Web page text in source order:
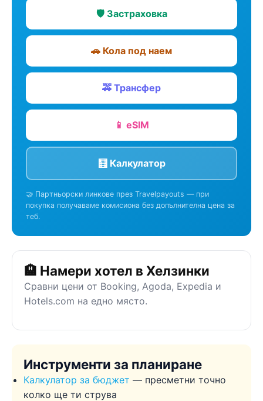
🛡️ Застраховка
🚗 Кола под наем
🚕 Трансфер
📱 eSIM
🧮 Калкулатор
🤝 Партньорски линкове през Travelpayouts — при
покупка получаваме комисиона без допълнителна цена за
теб.
🏨 Намери хотел в Хелзинки
Сравни цени от Booking, Agoda, Expedia и
Hotels.com на едно място.
Инструменти за планиране
Калкулатор за бюджет — пресметни точно
колко ще ти струва